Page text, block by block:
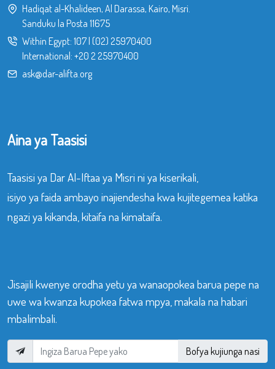
Hadiqat al-Khalideen, Al Darassa, Kairo, Misri.
Sanduku la Posta 11675
Within Egypt: 107| (02) 25970400
International: +20 2 25970400
ask@dar-alifta.org
Aina ya Taasisi
Taasisi ya Dar Al-Iftaa ya Misri ni ya kiserikali,
isiyo ya faida ambayo inajiendesha kwa kujitegemea katika
ngazi ya kikanda, kitaifa na kimataifa.
Jisajili kwenye orodha yetu ya wanaopokea barua pepe na
uwe wa kwanza kupokea fatwa mpya, makala na habari
mbalimbali.
Bofya kujiunga nasi